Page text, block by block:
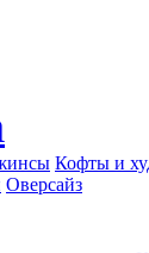
Кофты и
Оверсайз